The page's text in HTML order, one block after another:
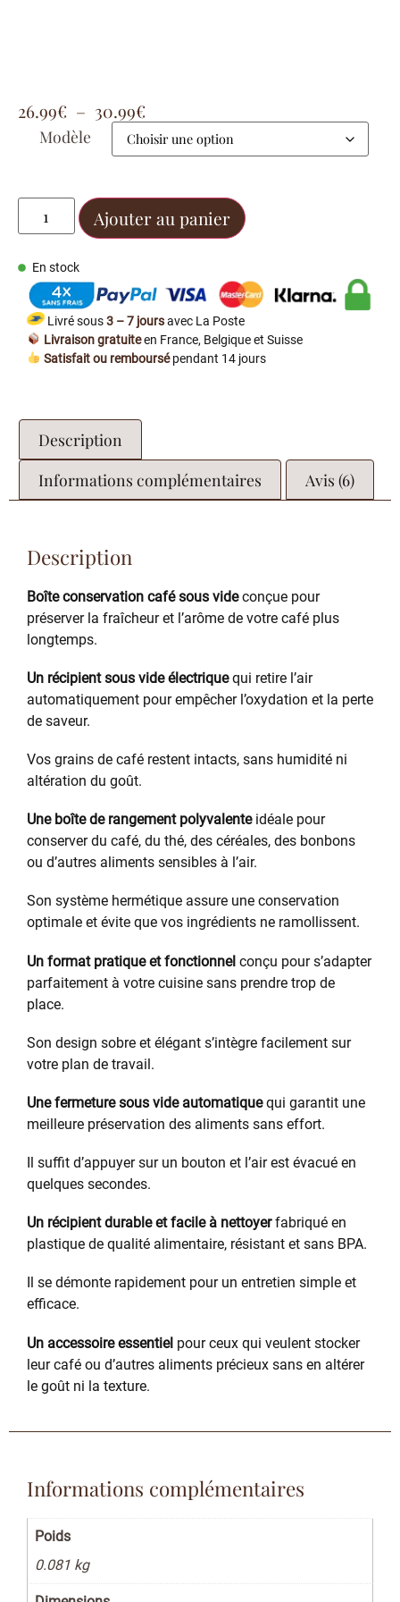
26.99€ – 30.99€
Modèle
Ajouter au panier
En stock
Livré sous3 – 7 joursavec La Poste
Livraison gratuiteen France, Belgique et Suisse
Satisfait ou remboursépendant 14 jours
Description
Informations complémentaires
Avis (6)
Description
Boîte conservation café sous videconçue pour
préserver la fraîcheur et l’arôme de votre café plus
longtemps.
Un récipient sous vide électriquequi retire l’air
automatiquement pour empêcher l’oxydation et la perte
de saveur.
Vos grains de café restent intacts, sans humidité ni
altération du goût.
Une boîte de rangement polyvalenteidéale pour
conserver du café, du thé, des céréales, des bonbons
ou d’autres aliments sensibles à l’air.
Son système hermétique assure une conservation
optimale et évite que vos ingrédients ne ramollissent.
Un format pratique et fonctionnel conçu pour s’adapter
parfaitement à votre cuisine sans prendre trop de
place.
Son design sobre et élégant s’intègre facilement sur
votre plan de travail.
Une fermeture sous vide automatiquequi garantit une
meilleure préservation des aliments sans effort.
Il suffit d’appuyer sur un bouton et l’air est évacué en
quelques secondes.
Un récipient durable et facile à nettoyerfabriqué en
plastique de qualité alimentaire, résistant et sans BPA.
Il se démonte rapidement pour un entretien simple et
efficace.
Un accessoire essentiel pour ceux qui veulent stocker
leur café ou d’autres aliments précieux sans en altérer
le goût ni la texture.
Informations complémentaires
Poids
0.081 kg